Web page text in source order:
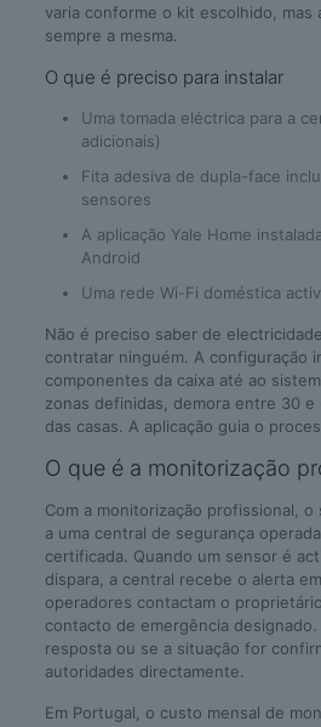
varia conforme o kit escolhido, mas
sempre a mesma.
O que é preciso para instalar
Uma tomada eléctrica para a
adicionais)
Fita adesiva de dupla-face
sensores
A aplicação Yale Home
Android
Uma rede Wi-Fi doméstica
Não é preciso saber de
contratar ninguém. A configuração
componentes da caixa até ao
zonas definidas, demora entre 30 e
das casas. A aplicação guia o
O que é a monitorização
Com a monitorização profissional, o
a uma central de segurança
certificada. Quando um sensor é
dispara, a central recebe o alerta
operadores contactam o
contacto de emergência
resposta ou se a situação for
autoridades directamente.
Em Portugal, o custo mensal de